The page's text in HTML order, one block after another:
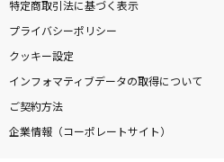
特定商取引法に基づく表示
プライバシーポリシー
クッキー設定
インフォマティブデータの取得について
ご契約方法
企業情報（コーポレートサイト）